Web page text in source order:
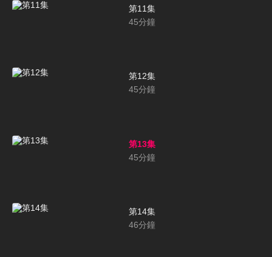
第11集
45分鐘
第12集
45分鐘
第13集
45分鐘
第14集
46分鐘